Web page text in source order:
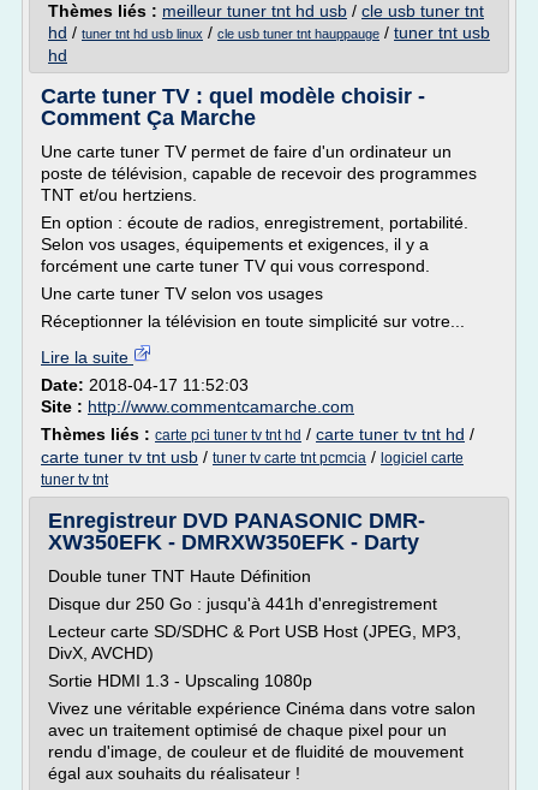
Thèmes liés : meilleur tuner tnt hd usb / cle usb tuner tnt
hd / tuner tnt hd usb linux / cle usb tuner tnt hauppauge / tuner tnt usb
hd
Carte tuner TV : quel modèle choisir -
Comment Ça Marche
Une carte tuner TV permet de faire d'un ordinateur un
poste de télévision, capable de recevoir des programmes
TNT et/ou hertziens.
En option : écoute de radios, enregistrement, portabilité.
Selon vos usages, équipements et exigences, il y a
forcément une carte tuner TV qui vous correspond.
Une carte tuner TV selon vos usages
Réceptionner la télévision en toute simplicité sur votre...
Lire la suite
Date: 2018-04-17 11:52:03
Site : http://www.commentcamarche.com
Thèmes liés : carte pci tuner tv tnt hd / carte tuner tv tnt hd /
carte tuner tv tnt usb / tuner tv carte tnt pcmcia / logiciel carte
tuner tv tnt
Enregistreur DVD PANASONIC DMR-
XW350EFK - DMRXW350EFK - Darty
Double tuner TNT Haute Définition
Disque dur 250 Go : jusqu'à 441h d'enregistrement
Lecteur carte SD/SDHC & Port USB Host (JPEG, MP3,
DivX, AVCHD)
Sortie HDMI 1.3 - Upscaling 1080p
Vivez une véritable expérience Cinéma dans votre salon
avec un traitement optimisé de chaque pixel pour un
rendu d'image, de couleur et de fluidité de mouvement
égal aux souhaits du réalisateur !